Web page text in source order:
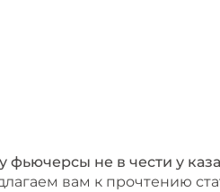
не в чести у
вам к прочтению